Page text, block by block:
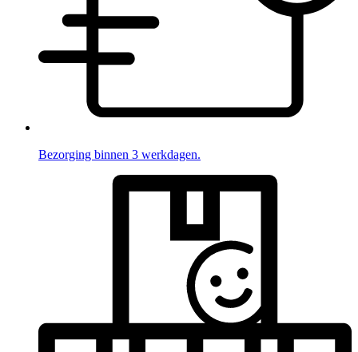
Bezorging binnen 3 werkdagen.